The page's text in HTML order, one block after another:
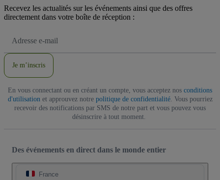
Recevez les actualités sur les événements ainsi que des offres
directement dans votre boîte de réception :
e-
Je m’inscris
En vous connectant ou en créant un compte, vous acceptez nos conditions
d'utilisation et approuvez notre politique de confidentialité. Vous pourriez
recevoir des notifications par SMS de notre part et vous pouvez vous
désinscrire à tout moment.
Des événements en direct dans le monde entier
France